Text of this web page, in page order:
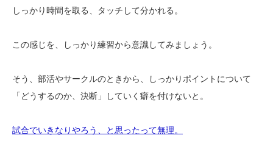
しっかり時間を取る、タッチして分かれる。
この感じを、しっかり練習から意識してみましょう。
そう、部活やサークルのときから、しっかりポイントについて
「どうするのか、決断」していく癖を付けないと。
試合でいきなりやろう、と思ったって無理。